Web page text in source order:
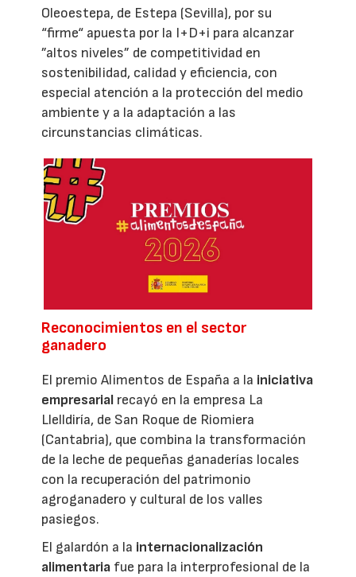
Oleoestepa, de Estepa (Sevilla), por su
“firme“ apuesta por la I+D+i para alcanzar
”altos niveles” de competitividad en
sostenibilidad, calidad y eficiencia, con
especial atención a la protección del medio
ambiente y a la adaptación a las
circunstancias climáticas.
Reconocimientos en el sector
ganadero
El premio Alimentos de España a la iniciativa
empresarial recayó en la empresa La
Llelldiría, de San Roque de Riomiera
(Cantabria), que combina la transformación
de la leche de pequeñas ganaderías locales
con la recuperación del patrimonio
agroganadero y cultural de los valles
pasiegos.
El galardón a la internacionalización
alimentaria fue para la interprofesional de la